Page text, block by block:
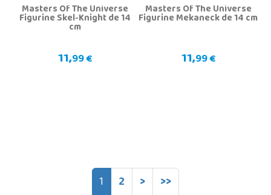
Masters Of The Universe
Figurine Skel-Knight de 14
cm
11,99 €
Masters Of The Universe
Figurine Mekaneck de 14 cm
11,99 €
1 2 > >>